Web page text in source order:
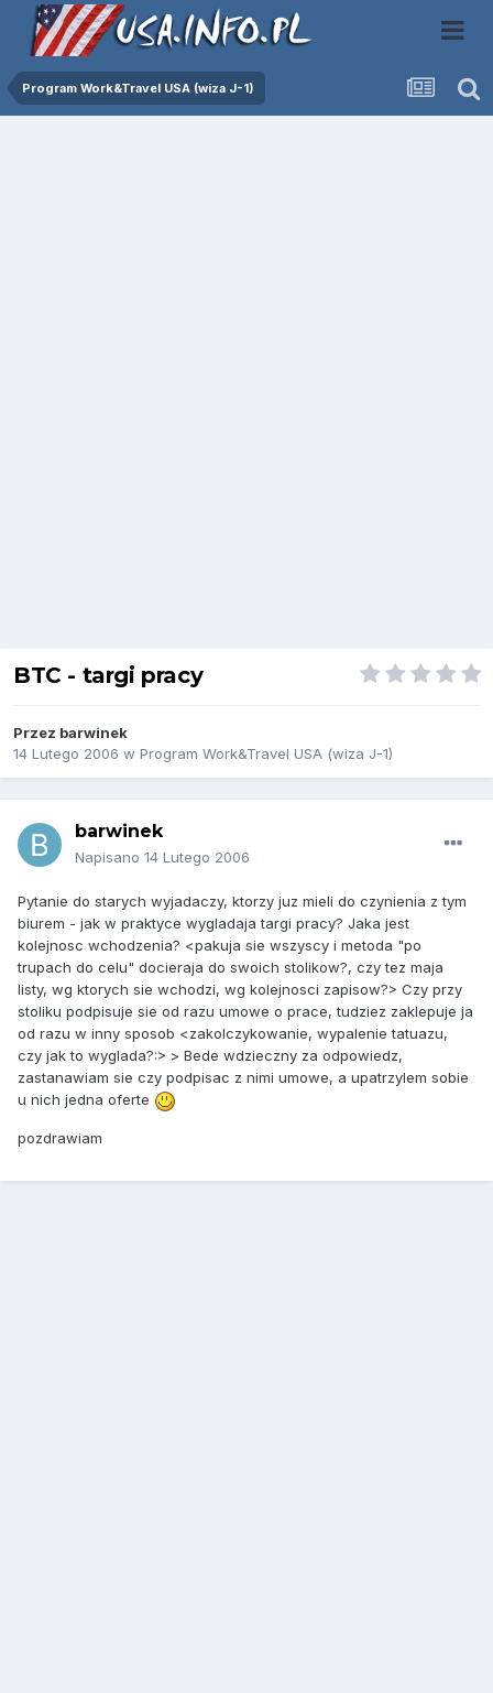
Program Work&Travel USA (wiza J-1)
BTC - targi pracy
Przez barwinek
14 Lutego 2006 w Program Work&Travel USA (wiza J-1)
barwinek
Napisano 14 Lutego 2006
Pytanie do starych wyjadaczy, ktorzy juz mieli do czynienia z tym
biurem - jak w praktyce wygladaja targi pracy? Jaka jest
kolejnosc wchodzenia? <pakuja sie wszyscy i metoda "po
trupach do celu" docieraja do swoich stolikow?, czy tez maja
listy, wg ktorych sie wchodzi, wg kolejnosci zapisow?> Czy przy
stoliku podpisuje sie od razu umowe o prace, tudziez zaklepuje ja
od razu w inny sposob <zakolczykowanie, wypalenie tatuazu,
czy jak to wyglada?:> > Bede wdzieczny za odpowiedz,
zastanawiam sie czy podpisac z nimi umowe, a upatrzylem sobie
u nich jedna oferte
pozdrawiam